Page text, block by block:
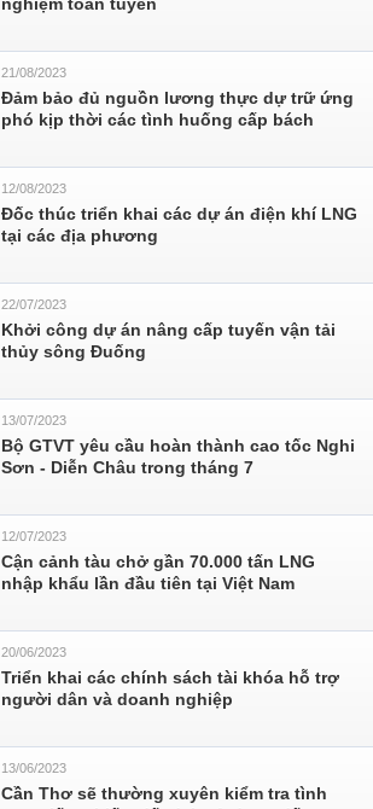
21/08/2023
Đảm bảo đủ nguồn lương thực dự trữ ứng
phó kịp thời các tình huống cấp bách
12/08/2023
Đốc thúc triển khai các dự án điện khí LNG
tại các địa phương
22/07/2023
Khởi công dự án nâng cấp tuyến vận tải
thủy sông Đuống
13/07/2023
Bộ GTVT yêu cầu hoàn thành cao tốc Nghi
Sơn - Diễn Châu trong tháng 7
12/07/2023
Cận cảnh tàu chở gần 70.000 tấn LNG
nhập khẩu lần đầu tiên tại Việt Nam
20/06/2023
Triển khai các chính sách tài khóa hỗ trợ
người dân và doanh nghiệp
13/06/2023
Cần Thơ sẽ thường xuyên kiểm tra tình